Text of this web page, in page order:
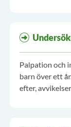
Palpation och
barn över ett
efter,